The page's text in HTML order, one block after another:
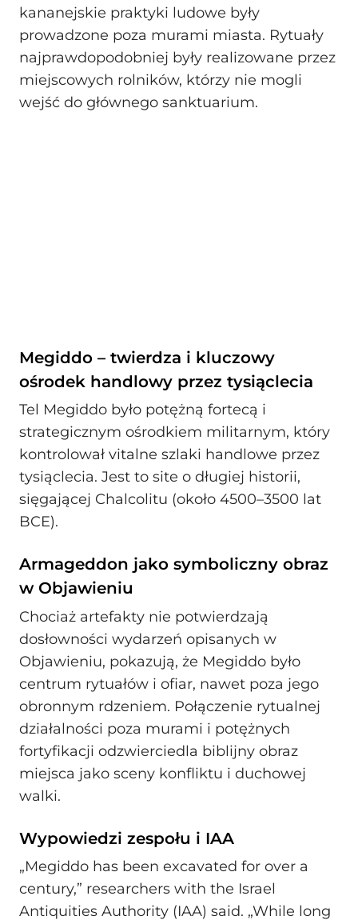
kananejskie praktyki ludowe były
prowadzone poza murami miasta. Rytuały
najprawdopodobniej były realizowane przez
miejscowych rolników, którzy nie mogli
wejść do głównego sanktuarium.
Megiddo – twierdza i kluczowy
ośrodek handlowy przez tysiąclecia
Tel Megiddo było potężną fortecą i
strategicznym ośrodkiem militarnym, który
kontrolował vitalne szlaki handlowe przez
tysiąclecia. Jest to site o długiej historii,
sięgającej Chalcolitu (około 4500–3500 lat
BCE).
Armageddon jako symboliczny obraz
w Objawieniu
Chociaż artefakty nie potwierdzają
dosłowności wydarzeń opisanych w
Objawieniu, pokazują, że Megiddo było
centrum rytuałów i ofiar, nawet poza jego
obronnym rdzeniem. Połączenie rytualnej
działalności poza murami i potężnych
fortyfikacji odzwierciedla biblijny obraz
miejsca jako sceny konfliktu i duchowej
walki.
Wypowiedzi zespołu i IAA
„Megiddo has been excavated for over a
century,” researchers with the Israel
Antiquities Authority (IAA) said. „While long